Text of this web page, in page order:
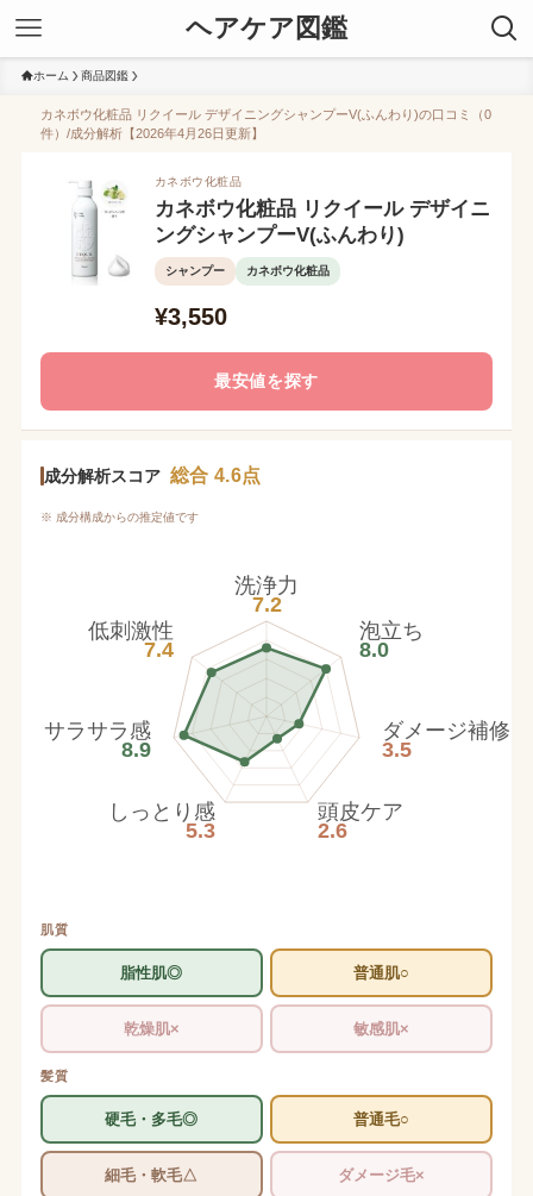
ヘアケア図鑑
ホーム 商品図鑑
カネボウ化粧品 リクイール デザイニングシャンプーV(ふんわり)の口コミ（0
件）/成分解析【2026年4月26日更新】
カネボウ化粧品
カネボウ化粧品 リクイール デザイニ
ングシャンプーV(ふんわり)
シャンプー カネボウ化粧品
¥3,550
最安値を探す
成分解析スコア 総合 4.6点
※ 成分構成からの推定値です
洗浄力
7.2
泡立ち
8.0
ダメージ補修
3.5
頭皮ケア
2.6
しっとり感
5.3
サラサラ感
8.9
低刺激性
7.4
肌質
脂性肌◎ 普通肌○
乾燥肌× 敏感肌×
髪質
硬毛・多毛◎ 普通毛○
細毛・軟毛△ ダメージ毛×